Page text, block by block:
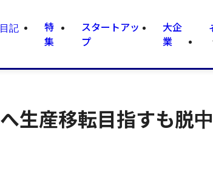
記
特
集
スタートアッ
プ
大企
業
生産移転目指すも脱